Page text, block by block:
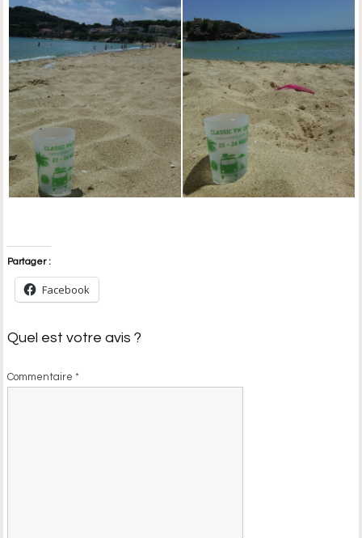
Partager :
Facebook
Quel est votre avis ?
Commentaire *